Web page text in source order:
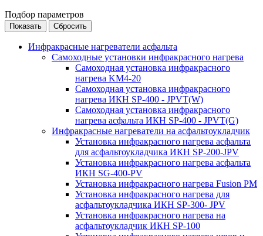
Подбор параметров
Инфракрасные нагреватели асфальта
Самоходные установки инфракрасного нагрева
Самоходная установка инфракрасного
нагрева KM4-20
Самоходная установка инфракрасного
нагрева ИКН SP-400 - JPVT(W)
Самоходная установка инфракрасного
нагрева асфальта ИКН SP-400 - JPVT(G)
Инфракрасные нагреватели на асфальтоукладчик
Установка инфракрасного нагрева асфальта
для асфальтоукладчика ИКН SP-200-JPV
Установка инфракрасного нагрева асфальта
ИКН SG-400-PV
Установка инфракрасного нагрева Fusion PM
Установка инфракрасного нагрева для
асфальтоукладчика ИКН SP-300- JPV
Установка инфракрасного нагрева на
асфальтоукладчик ИКН SP-100